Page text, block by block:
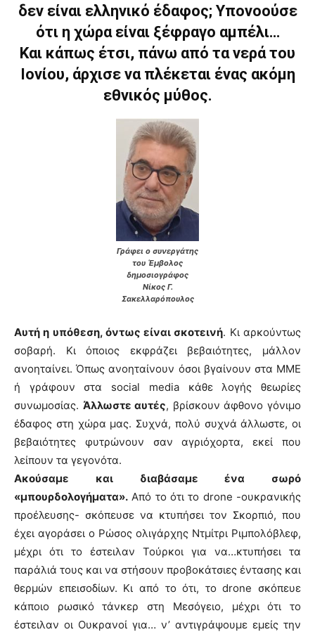
δεν είναι ελληνικό έδαφος; Υπονοούσε
ότι η χώρα είναι ξέφραγο αμπέλι…
Και κάπως έτσι, πάνω από τα νερά του
Ιονίου, άρχισε να πλέκεται ένας ακόμη
εθνικός μύθος.
Γράφει ο συνεργάτης
του Έμβολος
δημοσιογράφος
Νίκος Γ.
Σακελλαρόπουλος
Αυτή η υπόθεση, όντως είναι σκοτεινή. Κι αρκούντως
σοβαρή. Κι όποιος εκφράζει βεβαιότητες, μάλλον
ανοηταίνει. Όπως ανοηταίνουν όσοι βγαίνουν στα ΜΜΕ
ή γράφουν στα social media κάθε λογής θεωρίες
συνωμοσίας. Άλλωστε αυτές, βρίσκουν άφθονο γόνιμο
έδαφος στη χώρα μας. Συχνά, πολύ συχνά άλλωστε, οι
βεβαιότητες φυτρώνουν σαν αγριόχορτα, εκεί που
λείπουν τα γεγονότα.
Ακούσαμε και διαβάσαμε ένα σωρό
«μπουρδολογήματα». Από το ότι το drone -ουκρανικής
προέλευσης- σκόπευσε να κτυπήσει τον Σκορπιό, που
έχει αγοράσει ο Ρώσος ολιγάρχης Ντμίτρι Ριμπολόβλεφ,
μέχρι ότι το έστειλαν Τούρκοι για να…κτυπήσει τα
παράλιά τους και να στήσουν προβοκάτσιες έντασης και
θερμών επεισοδίων. Κι από το ότι, το drone σκόπευε
κάποιο ρωσικό τάνκερ στη Μεσόγειο, μέχρι ότι το
έστειλαν οι Ουκρανοί για… ν’ αντιγράψουμε εμείς την